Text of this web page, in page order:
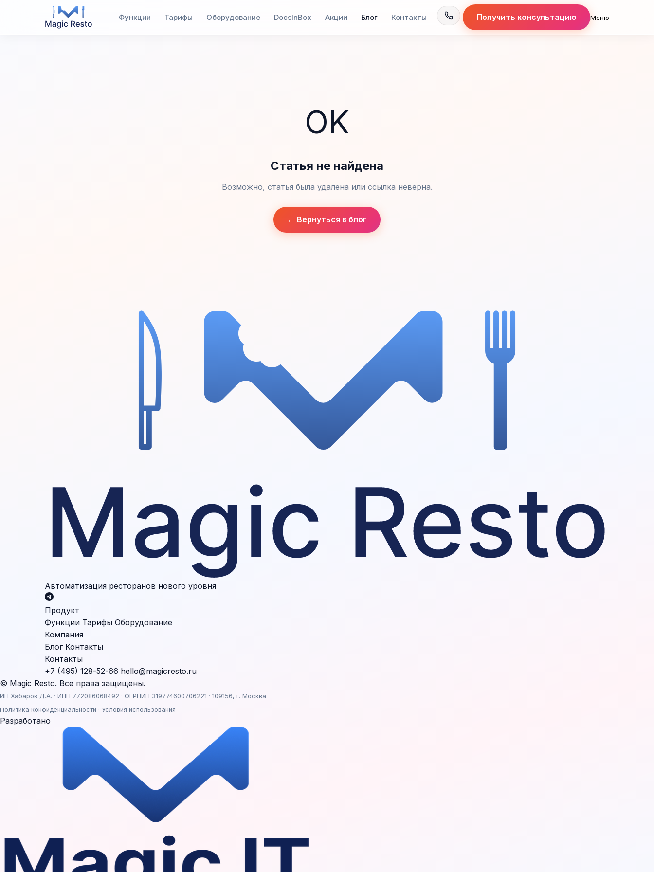
Функции Тарифы Оборудование DocsInBox Акции Блог Контакты Получить консультацию Меню
OK
Статья не найдена
Возможно, статья была удалена или ссылка неверна.
← Вернуться в блог
Автоматизация ресторанов нового уровня
Продукт
Функции Тарифы Оборудование
Компания
Блог Контакты
Контакты
+7 (495) 128-52-66 hello@magicresto.ru
© Magic Resto. Все права защищены.
ИП Хабаров Д.А. · ИНН 772086068492 · ОГРНИП 319774600706221 · 109156, г. Москва
Политика конфиденциальности · Условия использования
Разработано